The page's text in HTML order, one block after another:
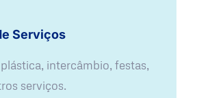
Serviços
intercâmbio, festas,
serviços.